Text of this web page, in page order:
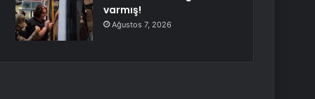
varmış!
Ağustos 7, 2026